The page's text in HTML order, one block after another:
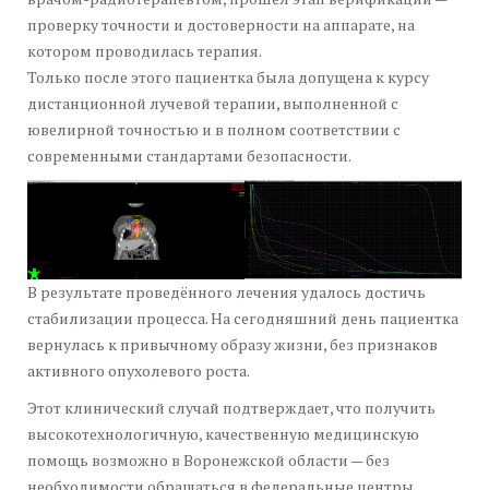
проверку точности и достоверности на аппарате, на
котором проводилась терапия.
Только после этого пациентка была допущена к курсу
дистанционной лучевой терапии, выполненной с
ювелирной точностью и в полном соответствии с
современными стандартами безопасности.
В результате проведённого лечения удалось достичь
стабилизации процесса. На сегодняшний день пациентка
вернулась к привычному образу жизни, без признаков
активного опухолевого роста.
Этот клинический случай подтверждает, что получить
высокотехнологичную, качественную медицинскую
помощь возможно в Воронежской области — без